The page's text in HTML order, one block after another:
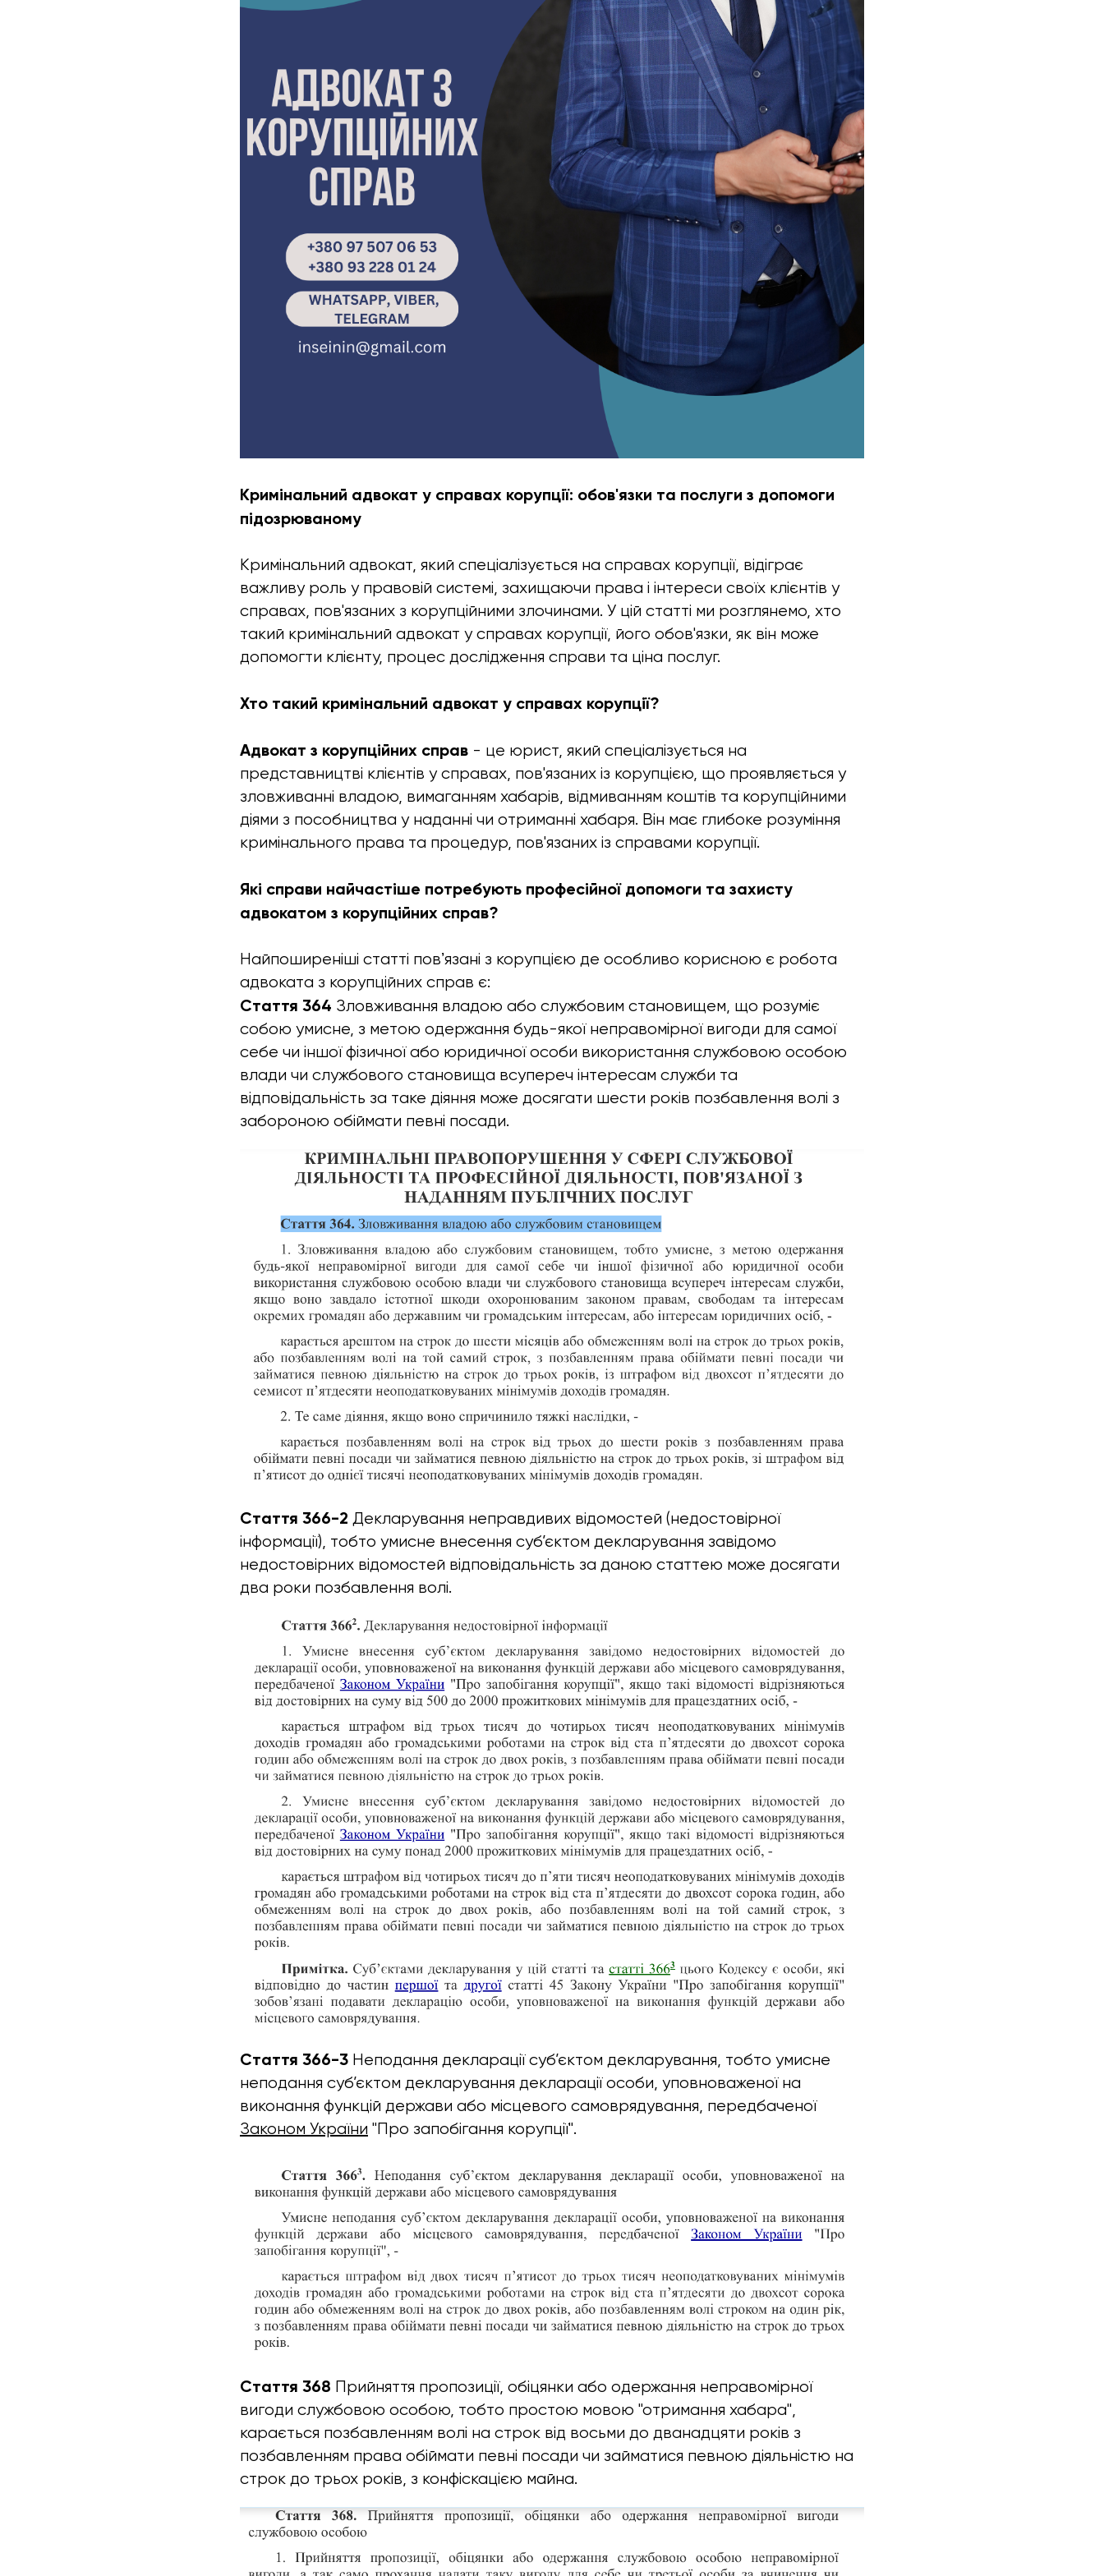
Кримінальний адвокат у справах корупції: обов'язки та послуги з допомоги
підозрюваному
Кримінальний адвокат, який спеціалізується на справах корупції, відіграє
важливу роль у правовій системі, захищаючи права і інтереси своїх клієнтів у
справах, пов'язаних з корупційними злочинами. У цій статті ми розглянемо, хто
такий кримінальний адвокат у справах корупції, його обов'язки, як він може
допомогти клієнту, процес дослідження справи та ціна послуг.
Хто такий кримінальний адвокат у справах корупції?
Адвокат з корупційних справ - це юрист, який спеціалізується на
представництві клієнтів у справах, пов'язаних із корупцією, що проявляється у
зловживанні владою, вимаганням хабарів, відмиванням коштів та корупційними
діями з пособництва у наданні чи отриманні хабаря. Він має глибоке розуміння
кримінального права та процедур, пов'язаних із справами корупції.
Які справи найчастіше потребують професійної допомоги та захисту
адвокатом з корупційних справ?
Найпоширеніші статті повʼязані з корупцією де особливо корисною є робота
адвоката з корупційних справ є:
Стаття 364 Зловживання владою або службовим становищем, що розуміє
собою умисне, з метою одержання будь-якої неправомірної вигоди для самої
себе чи іншої фізичної або юридичної особи використання службовою особою
влади чи службового становища всупереч інтересам служби та
відповідальність за таке діяння може досягати шести років позбавлення волі з
забороною обіймати певні посади.
Стаття 366-2 Декларування неправдивих відомостей (недостовірної
інформації), тобто умисне внесення суб’єктом декларування завідомо
недостовірних відомостей відповідальність за даною статтею може досягати
два роки позбавлення волі.
Стаття 366-3 Неподання декларації суб’єктом декларування, тобто умисне
неподання суб’єктом декларування декларації особи, уповноваженої на
виконання функцій держави або місцевого самоврядування, передбаченої
Законом України "Про запобігання корупції".
Стаття 368 Прийняття пропозиції, обіцянки або одержання неправомірної
вигоди службовою особою, тобто простою мовою "отримання хабара",
карається позбавленням волі на строк від восьми до дванадцяти років з
позбавленням права обіймати певні посади чи займатися певною діяльністю на
строк до трьох років, з конфіскацією майна.